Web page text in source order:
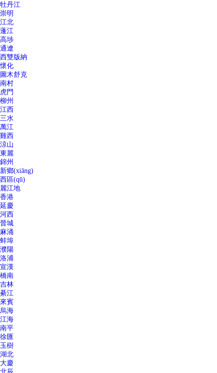
牡丹江
崇明
江北
蓬江
高埗
通遼
西雙版納
懷化
圖木舒克
南村
虎門
柳州
江西
三水
萬江
雞西
涼山
東麗
錦州
新鄉(xiāng)
西區(qū)
麗江地
香港
延慶
河西
晉城
麻涌
蚌埠
濮陽
洛浦
宣漢
橋南
吉林
綦江
來賓
烏海
江海
南平
徐匯
玉樹
湖北
大慶